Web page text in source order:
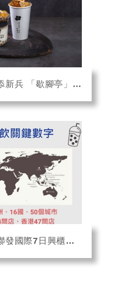
手搖飲股添新兵 「歇腳亭」聯發國際登興櫃
【圖解】聯發國際7日興櫃！如何打造年營收9億的跨國餐飲王朝？